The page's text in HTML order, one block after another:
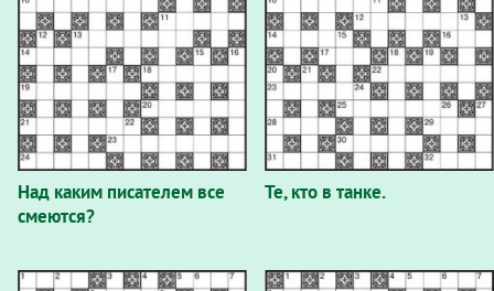
Над каким писателем все
смеются?
Те, кто в танке.